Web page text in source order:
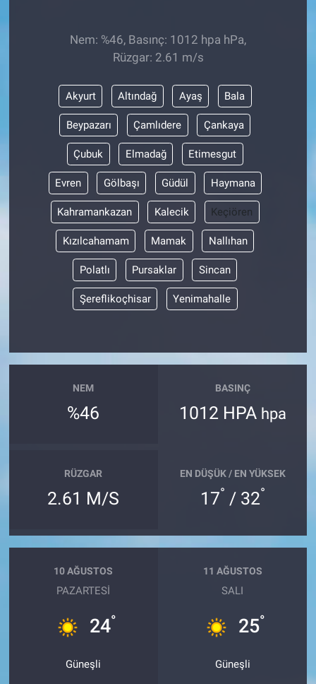
Nem: %46, Basınç: 1012 hpa hPa,
Rüzgar: 2.61 m/s
Akyurt Altındağ Ayaş Bala
Beypazarı Çamlıdere Çankaya
Çubuk Elmadağ Etimesgut
Evren Gölbaşı Güdül Haymana
Kahramankazan Kalecik Keçiören
Kızılcahamam Mamak Nallıhan
Polatlı Pursaklar Sincan
Şereflikoçhisar Yenimahalle
NEM
%46
BASINÇ
1012 HPA hpa
RÜZGAR
2.61 M/S
EN DÜŞÜK / EN YÜKSEK
17° / 32°
10 AĞUSTOS
PAZARTESI
24°
Güneşli
11 AĞUSTOS
SALI
25°
Güneşli